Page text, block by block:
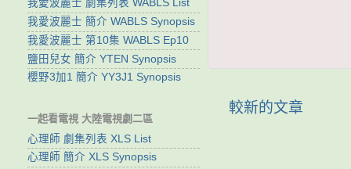
較新的文章
我愛波麗士 劇集列表 WABLS List
我愛波麗士 簡介 WABLS Synopsis
我愛波麗士 第10集 WABLS Ep10
鹽田兒女 簡介 YTEN Synopsis
櫻野3加1 簡介 YY3J1 Synopsis
一起看電視 大陸電視劇二區
心理師 劇集列表 XLS List
心理師 簡介 XLS Synopsis